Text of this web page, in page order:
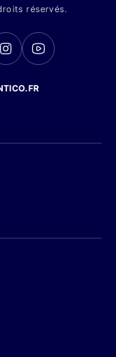
réservés.